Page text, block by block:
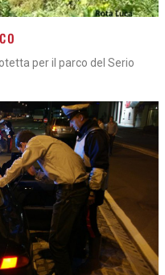
per il parco del Serio